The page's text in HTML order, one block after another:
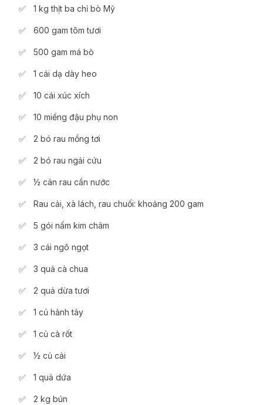
1 kg thịt ba chỉ bò Mỹ
600 gam tôm tươi
500 gam má bò
1 cái dạ dày heo
10 cái xúc xích
10 miếng đậu phụ non
2 bó rau mồng tơi
2 bó rau ngải cứu
½ cân rau cần nước
Rau cải, xà lách, rau chuối: khoảng 200 gam
5 gói nấm kim châm
3 cái ngô ngọt
3 quả cà chua
2 quả dừa tươi
1 củ hành tây
1 củ cà rốt
½ củ cải
1 quả dứa
2 kg bún